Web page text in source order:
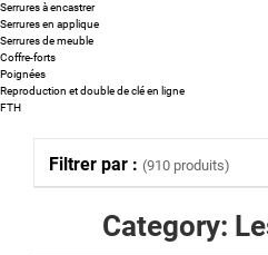
Serrures à encastrer
Serrures en applique
Serrures de meuble
Coffre-forts
Poignées
Reproduction et double de clé en ligne
FTH
Category:
Filtrer par : (910 produits)